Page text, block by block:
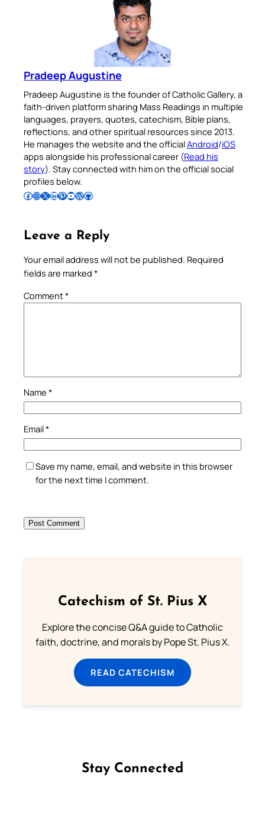
Pradeep Augustine
Pradeep Augustine is the founder of Catholic Gallery, a
faith-driven platform sharing Mass Readings in multiple
languages, prayers, quotes, catechism, Bible plans,
reflections, and other spiritual resources since 2013.
He manages the website and the officialAndroid/iOS
apps alongside his professional career (Read his
story). Stay connected with him on the official social
profiles below.
Follow Pradeep on Facebook Follow Pradeep on InstagramFollow Pradeep on X Follow Pradeep on LinkedIn Follow Pradeep on Pinterest Subscribe to Pradeep’s Youtube Channel Follow Pradeep on WordPress Follow Pradeep on GitHub
Leave a Reply
Your email address will not be published. Required
fields are marked *
Comment*
Name *
Email*
Save my name, email, and website in this browser
for the next time I comment.
Catechism of St. Pius X
Explore the concise Q&A guide to Catholic
faith, doctrine, and morals by Pope St. Pius X.
READ CATECHISM
Stay Connected